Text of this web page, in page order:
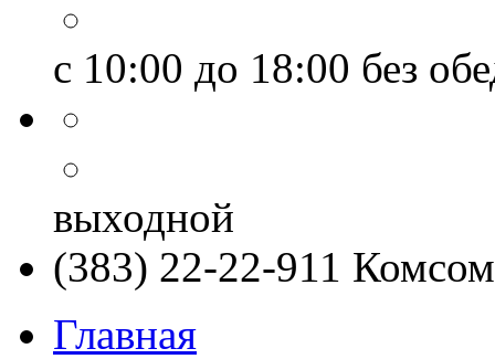
с 10:00 до 18:00 без
выходной
(383) 22-22-911
Главная